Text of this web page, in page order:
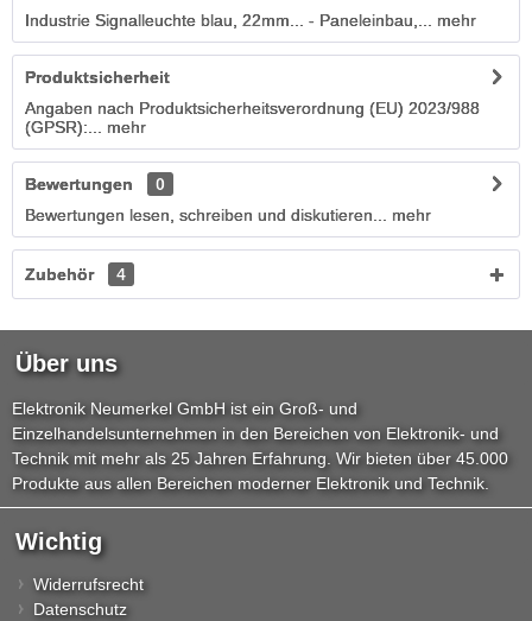
Industrie Signalleuchte blau, 22mm... - Paneleinbau,...
mehr
Produktsicherheit
Angaben nach Produktsicherheitsverordnung (EU) 2023/988
(GPSR):...
mehr
Bewertungen
0
Bewertungen lesen, schreiben und diskutieren...
mehr
Zubehör 4
Über uns
Elektronik Neumerkel GmbH ist ein Groß- und
Einzelhandelsunternehmen in den Bereichen von Elektronik- und
Technik mit mehr als 25 Jahren Erfahrung. Wir bieten über 45.000
Produkte aus allen Bereichen moderner Elektronik und Technik.
Wichtig
Widerrufsrecht
Datenschutz